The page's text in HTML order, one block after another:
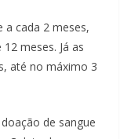
a cada 2 meses,
meses. Já as
até no máximo 3
de sangue